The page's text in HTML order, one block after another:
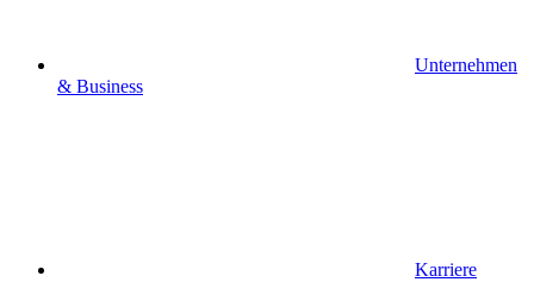
Unternehmen
& Business
Karriere